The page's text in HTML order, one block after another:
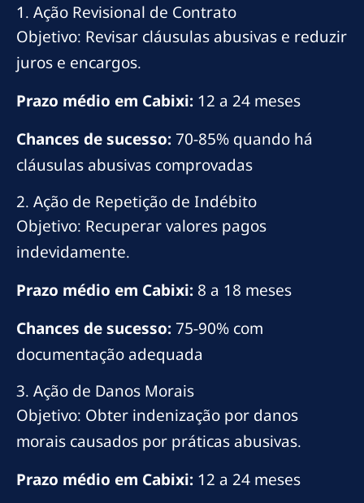
1. Ação Revisional de Contrato
Objetivo: Revisar cláusulas abusivas e reduzir
juros e encargos.
Prazo médio em Cabixi: 12 a 24 meses
Chances de sucesso: 70-85% quando há
cláusulas abusivas comprovadas
2. Ação de Repetição de Indébito
Objetivo: Recuperar valores pagos
indevidamente.
Prazo médio em Cabixi: 8 a 18 meses
Chances de sucesso: 75-90% com
documentação adequada
3. Ação de Danos Morais
Objetivo: Obter indenização por danos
morais causados por práticas abusivas.
Prazo médio em Cabixi: 12 a 24 meses